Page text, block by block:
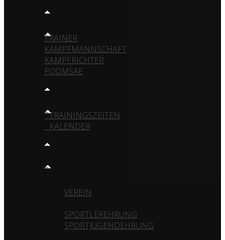
TEAM
TRAINER
KAMPFMANNSCHAFT
KAMPFRICHTER
POOMSAE
TRAINING
TRAININGSZEITEN
KALENDER
MEDIA
GALERIE
VEREIN
SPORTLEREHRUNG
SPORTJUGENDEHRUNG